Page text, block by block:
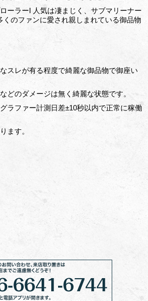
ーラーI 人気は凄まじく、サブマリーナー
くのファンに愛され親しまれている御品物
スレが有る程度で綺麗な御品物で御座い
どのダメージは無く綺麗な状態です。
ラファー計測日差±10秒以内で正常に稼働
ます。